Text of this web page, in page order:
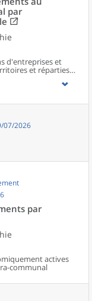
par
d'entreprises et
et réparties
07/2026
par
actives
communal